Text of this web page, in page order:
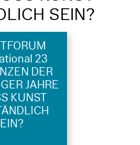
SEIN?
23
DER
JAHRE
KUNST